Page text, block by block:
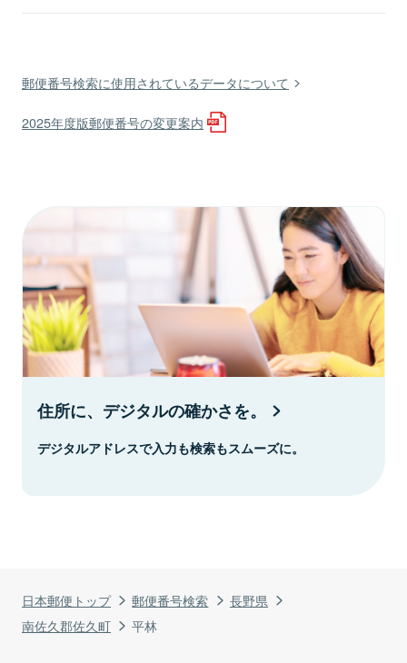
日本郵便トップ 郵便番号検索
長野県
南佐久郡佐久町
平林
郵便番号検索に使用されているデータについて
2025年度版郵便番号の変更案内
住所に、デジタルの確かさを。
デジタルアドレスで入力も検索もスムーズに。